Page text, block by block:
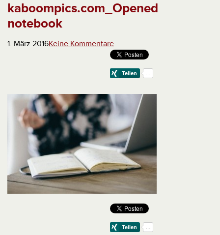
kaboompics.com_Opened
notebook
1. März 2016Keine Kommentare